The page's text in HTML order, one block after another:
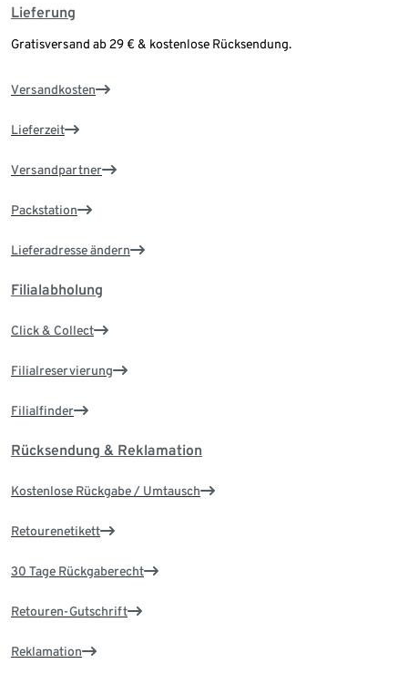
Lieferung
Gratisversand ab 29 € & kostenlose Rücksendung.
Versandkosten
Lieferzeit
Versandpartner
Packstation
Lieferadresse ändern
Filialabholung
Click & Collect
Filialreservierung
Filialfinder
Rücksendung & Reklamation
Kostenlose Rückgabe / Umtausch
Retourenetikett
30 Tage Rückgaberecht
Retouren-Gutschrift
Reklamation